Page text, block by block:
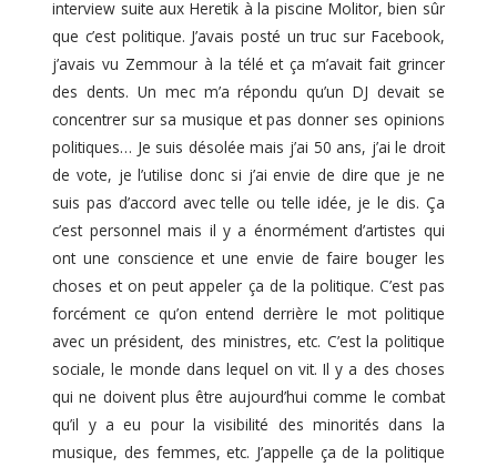
interview suite aux Heretik à la piscine Molitor, bien sûr
que c’est politique. J’avais posté un truc sur Facebook,
j’avais vu Zemmour à la télé et ça m’avait fait grincer
des dents. Un mec m’a répondu qu’un DJ devait se
concentrer sur sa musique et pas donner ses opinions
politiques… Je suis désolée mais j’ai 50 ans, j’ai le droit
de vote, je l’utilise donc si j’ai envie de dire que je ne
suis pas d’accord avec telle ou telle idée, je le dis. Ça
c’est personnel mais il y a énormément d’artistes qui
ont une conscience et une envie de faire bouger les
choses et on peut appeler ça de la politique. C’est pas
forcément ce qu’on entend derrière le mot politique
avec un président, des ministres, etc. C’est la politique
sociale, le monde dans lequel on vit. Il y a des choses
qui ne doivent plus être aujourd’hui comme le combat
qu’il y a eu pour la visibilité des minorités dans la
musique, des femmes, etc. J’appelle ça de la politique